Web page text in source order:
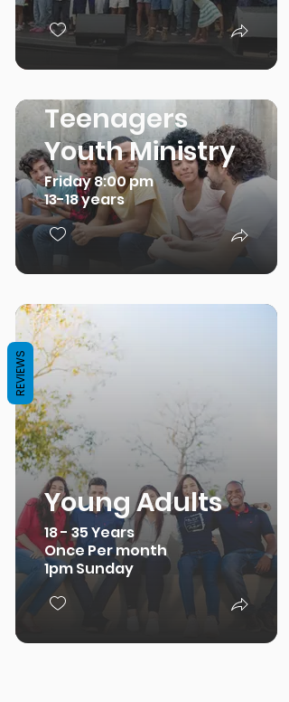
Teenagers
Youth Ministry
Friday 8:00 pm
13-18 years
Young Adults
18 - 35 Years
Once Per month
1pm Sunday
REVIEWS